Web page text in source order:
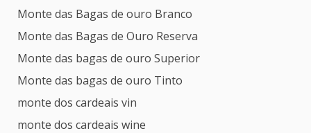
Monte das Bagas de ouro Branco
Monte das Bagas de Ouro Reserva
Monte das bagas de ouro Superior
Monte das bagas de ouro Tinto
monte dos cardeais vin
monte dos cardeais wine